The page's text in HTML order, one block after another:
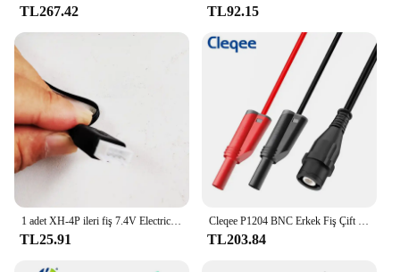
TL267.42 TL92.15
TL25.91 TL203.84